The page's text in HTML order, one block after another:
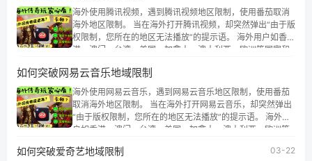
海外使用腾讯视频，遇到腾讯视频地区限制，使用番茄取消
海外地区限制。 当在海外打开腾讯视频，却突然弹出“由于版
权限制，您所在的地区无法播放”的提示语。 海外用户如香
港、澳门、台湾、美国、加拿大、澳大利亚、欧洲等国家和
权限制问题，且仅能在中国大陆地区播放。 遇到这个问题的
朋友们，使用番茄回国加速器，即可解决「海外用户收听腾
讯视频地区版权限制」的问题，无论人在香港、澳门、台
湾、美国、加拿大、澳大利亚、欧洲等国家和地区工作、留
学、定居等，都可以使用，不再因地区和版权限制所困扰。
如何突破网易云音乐地域限制
海外使用网易云音乐，遇到网易云音乐地区限制，使用番茄
取消海外地区限制。 当在海外打开网易云音乐，却突然弹出
“由于版权限制，您所在的地区无法播放”的提示语。 海外用
户如香港、澳门、台湾、美国、加拿大、澳大利亚、欧洲等
地区及版权限制问题，且仅能在中国大陆地区播放。 遇到这
如何突破爱奇艺地域限制 03-22